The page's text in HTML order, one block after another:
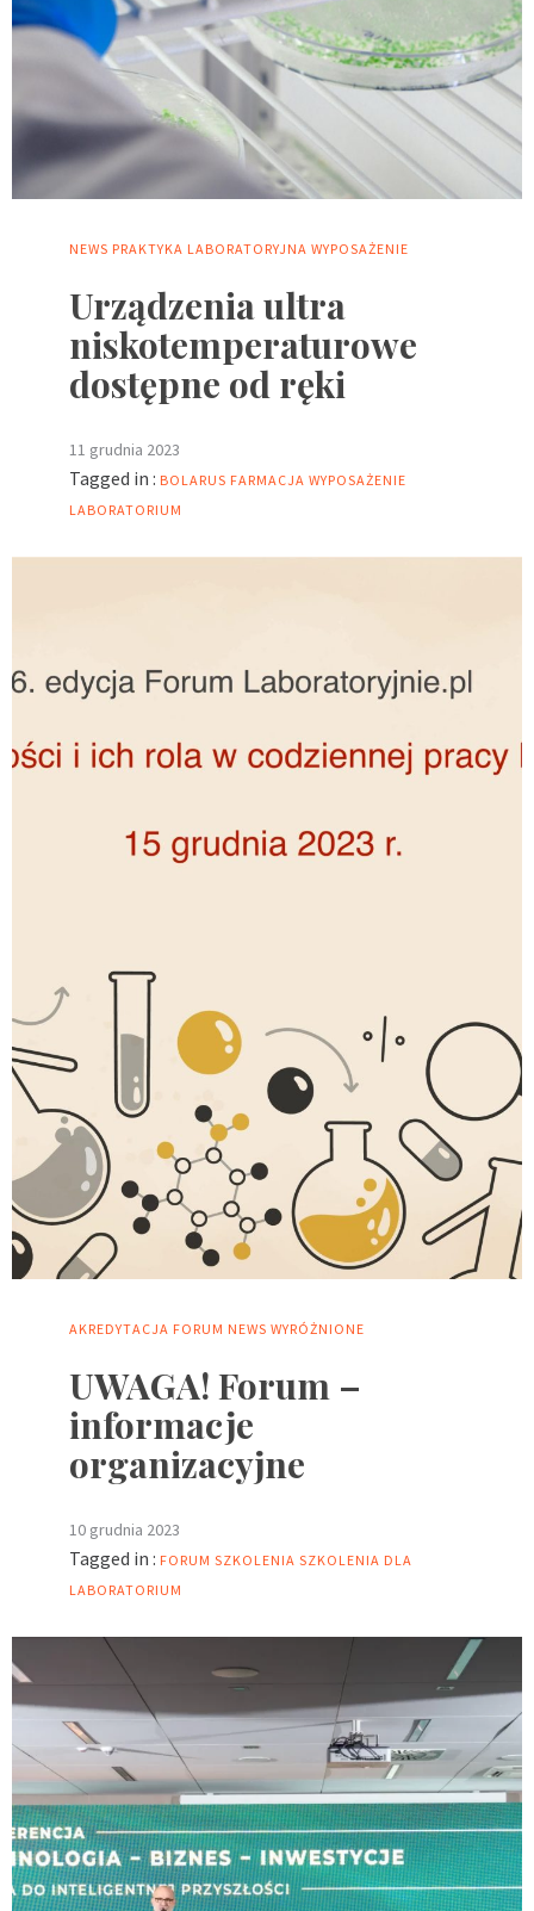
NEWS PRAKTYKA LABORATORYJNA WYPOSAŻENIE
Urządzenia ultra
niskotemperaturowe
dostępne od ręki
11 grudnia 2023
Tagged in : BOLARUS FARMACJA WYPOSAŻENIE
LABORATORIUM
AKREDYTACJA FORUM NEWS WYRÓŻNIONE
UWAGA! Forum –
informacje
organizacyjne
10 grudnia 2023
Tagged in : FORUM SZKOLENIA SZKOLENIA DLA
LABORATORIUM